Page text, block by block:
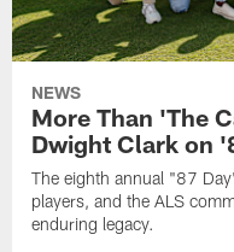
NEWS
More Than 'The
Dwight Clark on
The eighth annual "87
players, and the ALS
enduring legacy.